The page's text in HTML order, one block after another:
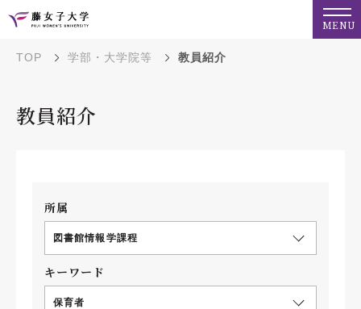
MENU
TOP 学部・大学院等 教員紹介
教員紹介
所属
図書館情報学課程
キーワード
保育者